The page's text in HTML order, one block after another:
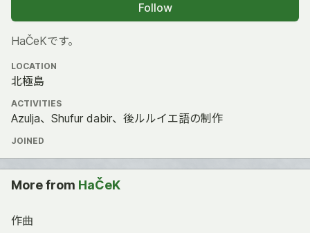
Follow
HaČeKです。
LOCATION
北極島
ACTIVITIES
Azulja、Shufur dabir、後ルルイエ語の制作
JOINED
More from HaČeK
作曲